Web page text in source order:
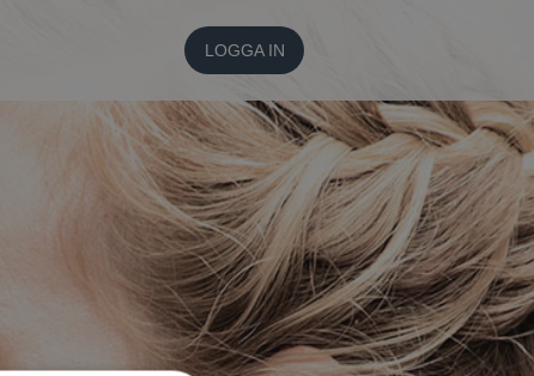
LOGGA IN